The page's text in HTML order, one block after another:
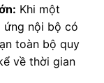
Khi một
ứng nội bộ có
toàn bộ quy
về thời gian